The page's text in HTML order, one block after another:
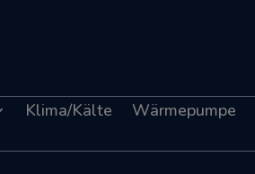
Klima/Kälte Wärmepumpe